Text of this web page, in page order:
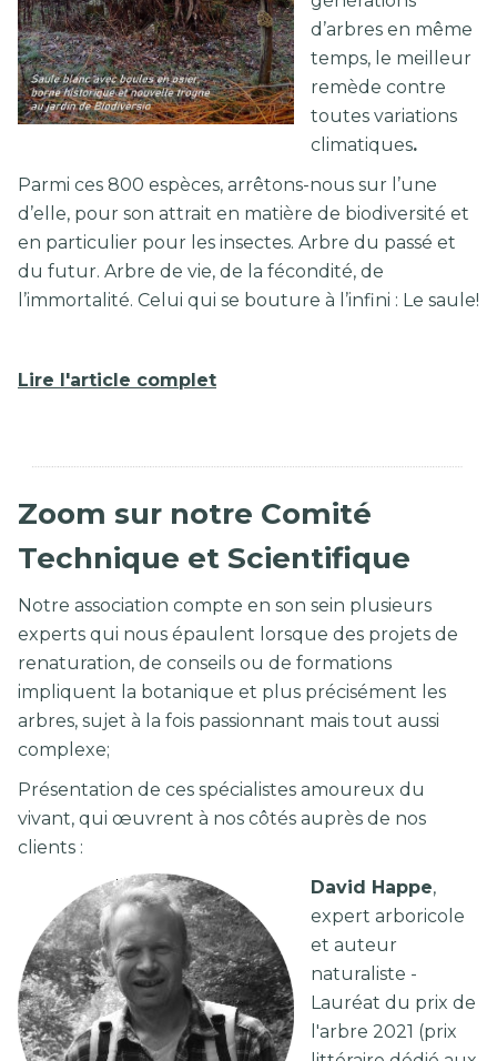
d’arbres en même
temps, le meilleur
remède contre
toutes variations
climatiques.
Parmi ces 800 espèces, arrêtons-nous sur l’une
d’elle, pour son attrait en matière de biodiversité et
en particulier pour les insectes. Arbre du passé et
du futur. Arbre de vie, de la fécondité, de
l’immortalité. Celui qui se bouture à l’infini : Le saule!
Lire l'article complet
Zoom sur notre Comité
Technique et Scientifique
Notre association compte en son sein plusieurs
experts qui nous épaulent lorsque des projets de
renaturation, de conseils ou de formations
impliquent la botanique et plus précisément les
arbres, sujet à la fois passionnant mais tout aussi
complexe;
Présentation de ces spécialistes amoureux du
vivant, qui œuvrent à nos côtés auprès de nos
clients :
David Happe,
expert arboricole
et auteur
naturaliste -
Lauréat du prix de
l'arbre 2021 (prix